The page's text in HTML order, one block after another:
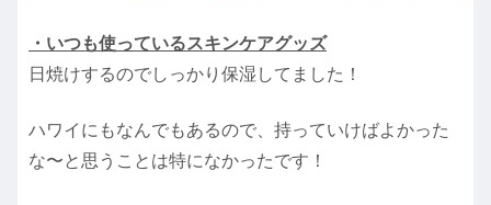
・いつも使っているスキンケアグッズ
日焼けするのでしっかり保湿してました！
ハワイにもなんでもあるので、持っていけばよかった
な〜と思うことは特になかったです！